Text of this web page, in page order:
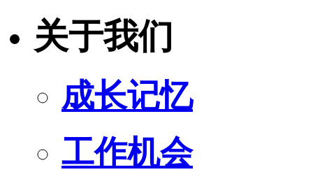
关于我们
成长记忆
工作机会